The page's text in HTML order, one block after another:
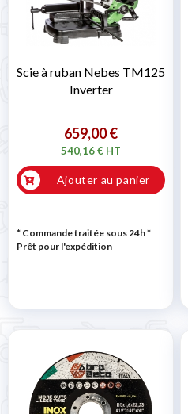
Scie à ruban Nebes TM125
Inverter
659,00 €
540,16 € HT
Ajouter au panier
* Commande traitée sous 24h*
Prêt pour l'expédition